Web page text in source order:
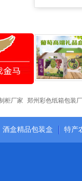
柜厂家 郑州彩色纸箱包装厂
酒盒精品包装盒 特产